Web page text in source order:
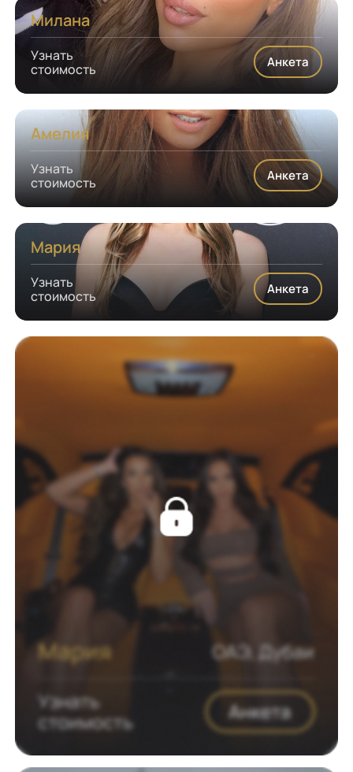
Милана
Узнать
стоимость
Анкета
Амелия
Узнать
стоимость
Анкета
Мария
Узнать
стоимость
Анкета